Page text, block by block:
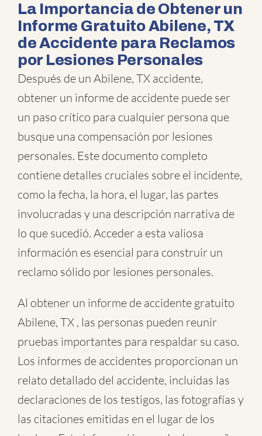
La Importancia de Obtener un
Informe Gratuito Abilene, TX
de Accidente para Reclamos
por Lesiones Personales
Después de un Abilene, TX accidente,
obtener un informe de accidente puede ser
un paso crítico para cualquier persona que
busque una compensación por lesiones
personales. Este documento completo
contiene detalles cruciales sobre el incidente,
como la fecha, la hora, el lugar, las partes
involucradas y una descripción narrativa de
lo que sucedió. Acceder a esta valiosa
información es esencial para construir un
reclamo sólido por lesiones personales.
Al obtener un informe de accidente gratuito
Abilene, TX , las personas pueden reunir
pruebas importantes para respaldar su caso.
Los informes de accidentes proporcionan un
relato detallado del accidente, incluidas las
declaraciones de los testigos, las fotografías y
las citaciones emitidas en el lugar de los